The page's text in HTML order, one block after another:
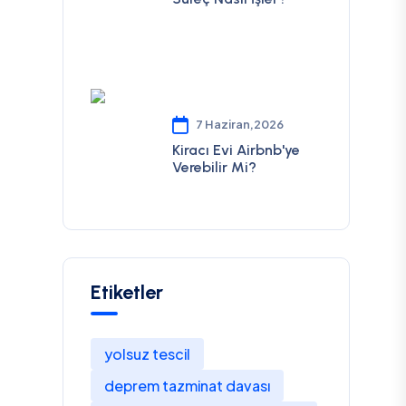
7 Haziran,2026
Kiracı Evi Airbnb'ye
Verebilir Mi?
Etiketler
yolsuz tescil
deprem tazminat davası